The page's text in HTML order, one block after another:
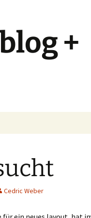
+
Cedric Weber